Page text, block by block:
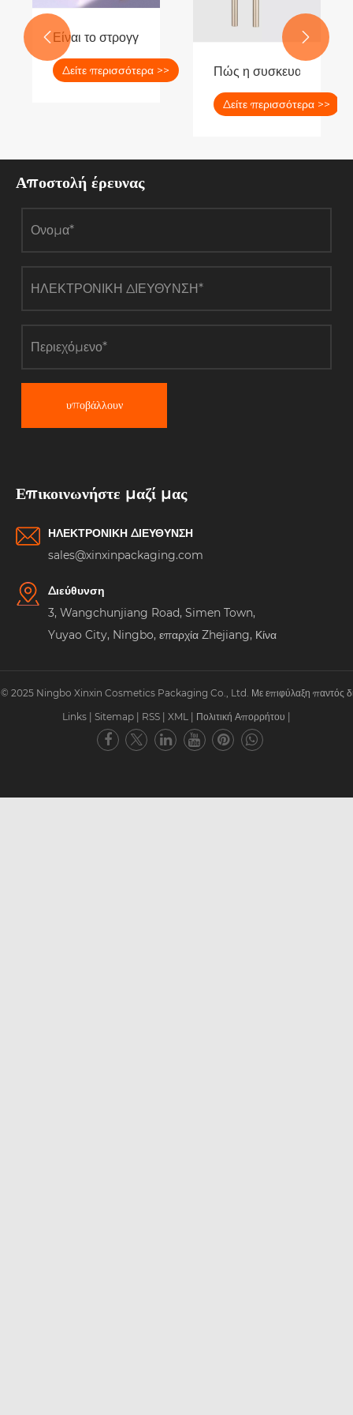
Είναι το στρογγυλό επίπεδη στόμα Design Tube
Δείτε περισσότερα >> Πώς η συσκευασία με
Δείτε περισσότερα >>
 
Αποστολή έρευνας
υποβάλλουν
Επικοινωνήστε μαζί μας
ΗΛΕΚΤΡΟΝΙΚΗ ΔΙΕΥΘΥΝΣΗ
sales@xinxinpackaging.com
Διεύθυνση
3, Wangchunjiang Road, Simen Town,
Yuyao City, Ningbo, επαρχία Zhejiang, Κίνα
2025 Ningbo Xinxin Cosmetics Packaging Co., Ltd. Με επιφύλαξη παντός
Links
Sitemap RSS XML Πολιτική Απορρήτου